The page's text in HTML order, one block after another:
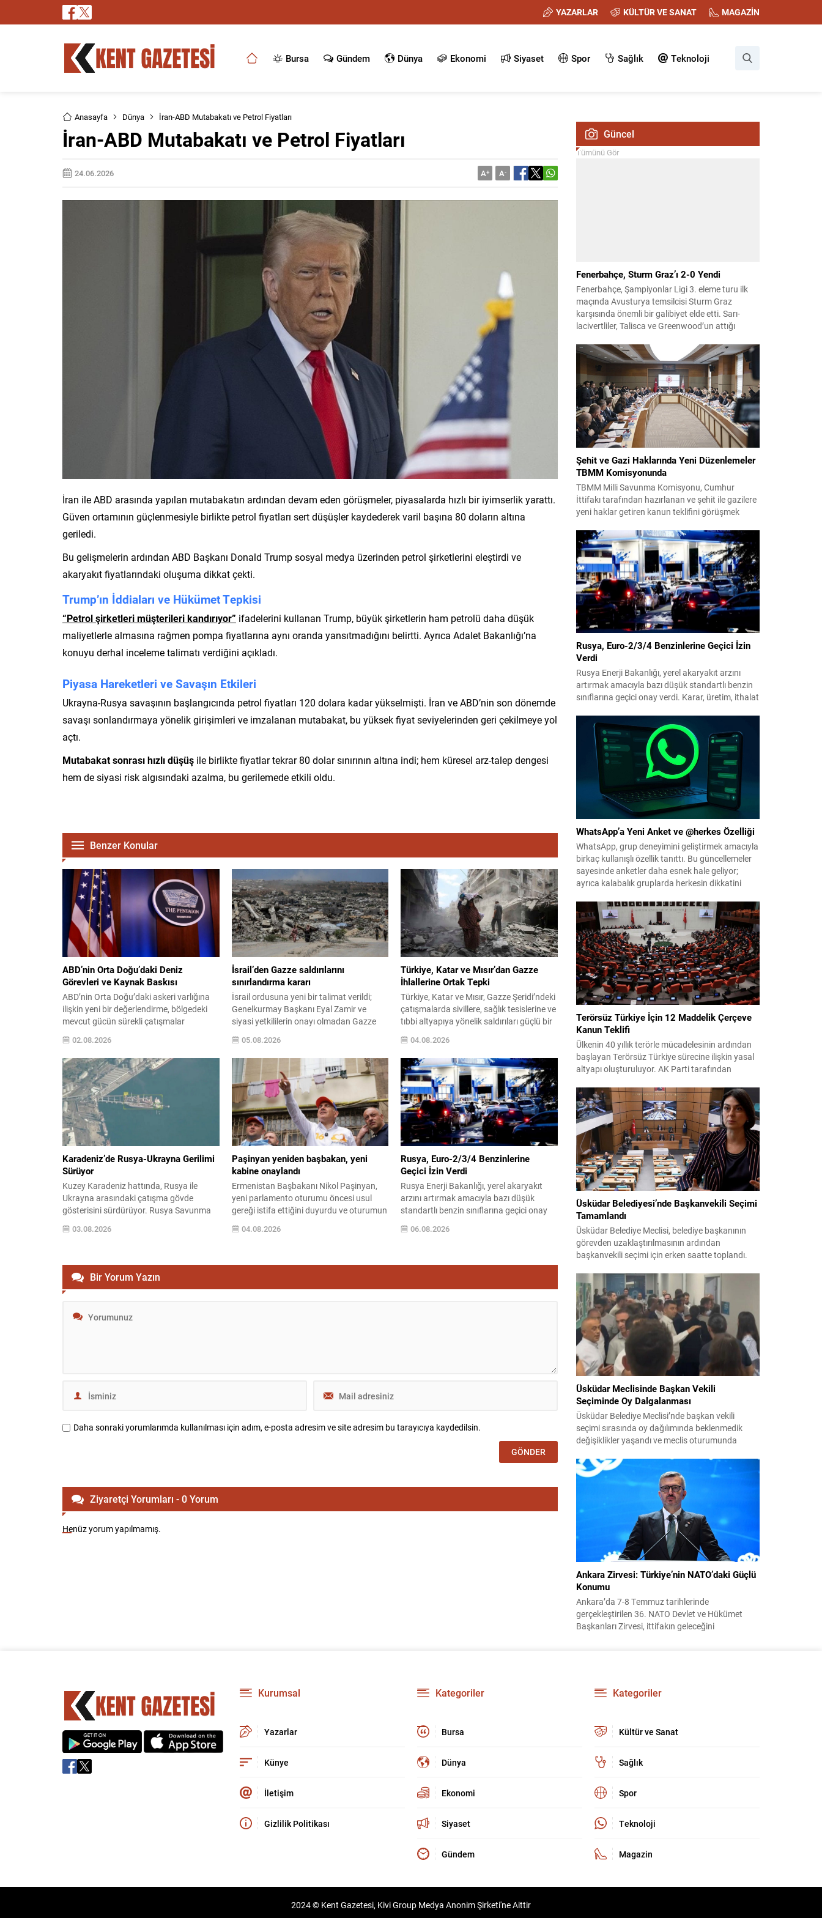
YAZARLAR KÜLTÜR VE SANAT MAGAZİN
Bursa Gündem Dünya Ekonomi Siyaset Spor Sağlık Teknoloji
Anasayfa Dünya İran-ABD Mutabakatı ve Petrol Fiyatları
İran-ABD Mutabakatı ve Petrol Fiyatları
24.06.2026 A+ A-
İran ile ABD arasında yapılan mutabakatın ardından devam eden görüşmeler, piyasalarda hızlı bir iyimserlik yarattı.
Güven ortamının güçlenmesiyle birlikte petrol fiyatları sert düşüşler kaydederek varil başına 80 doların altına
geriledi.
Bu gelişmelerin ardından ABD Başkanı Donald Trump sosyal medya üzerinden petrol şirketlerini eleştirdi ve
akaryakıt fiyatlarındaki oluşuma dikkat çekti.
Trump’ın İddiaları ve Hükümet Tepkisi
“Petrol şirketleri müşterileri kandırıyor” ifadelerini kullanan Trump, büyük şirketlerin ham petrolü daha düşük
maliyetlerle almasına rağmen pompa fiyatlarına aynı oranda yansıtmadığını belirtti. Ayrıca Adalet Bakanlığı’na
konuyu derhal inceleme talimatı verdiğini açıkladı.
Piyasa Hareketleri ve Savaşın Etkileri
Ukrayna-Rusya savaşının başlangıcında petrol fiyatları 120 dolara kadar yükselmişti. İran ve ABD’nin son dönemde
savaşı sonlandırmaya yönelik girişimleri ve imzalanan mutabakat, bu yüksek fiyat seviyelerinden geri çekilmeye yol
açtı.
Mutabakat sonrası hızlı düşüş ile birlikte fiyatlar tekrar 80 dolar sınırının altına indi; hem küresel arz-talep dengesi
hem de siyasi risk algısındaki azalma, bu gerilemede etkili oldu.
Benzer Konular
ABD’nin Orta Doğu’daki Deniz
Görevleri ve Kaynak Baskısı
ABD’nin Orta Doğu’daki askeri varlığına
ilişkin yeni bir değerlendirme, bölgedeki
mevcut gücün sürekli çatışmalar
karşısında sınırları zorladığını gösteriyor.
Özellikle son aylarda İsrail ile İran
arasındaki gerginliklerin artması,
Washington’un deniz ve hava savunma
kaynakları üzerinde belirgin bir baskı
oluşturdu. ABD Avrupa Kuvvetleri
Komutanı Orgeneral Alexus
Grynkewich’in Pentagon’a ilettiği uyarıda,
mevcut muhrip...
02.08.2026
İsrail’den Gazze saldırılarını
sınırlandırma kararı
İsrail ordusuna yeni bir talimat verildi;
Genelkurmay Başkanı Eyal Zamir ve
siyasi yetkililerin onayı olmadan Gazze
Şeridi’nde kasıtlı ‘suikast’ veya nokta
hedefli operasyonlara izin verilmeyeceği
ileri sürüldü. Ancak kaynaklar, “anlık
tehlike” durumlarında birliklerin daha hızlı
müdahale edebileceğini belirtiyor. Yedioth
Ahronot’un haberine göre, söz konusu
düzenleme ile birliklerin hareket
serbestliği sınırlandırıldı;...
05.08.2026
Türkiye, Katar ve Mısır’dan Gazze
İhlallerine Ortak Tepki
Türkiye, Katar ve Mısır, Gazze Şeridi’ndeki
çatışmalarda sivillere, sağlık tesislerine ve
tıbbi altyapıya yönelik saldırıları güçlü bir
şekilde kınadı. Aralarında kadınlar ve
çocukların da bulunduğu sivil kayıpların
artmasının, uluslararası hukuk ve insancıl
hukuka açık bir aykırılık teşkil ettiğini
vurguladılar. Arabulucu ülkeler, Hamas ve
diğer Filistinli grupların yol haritasındaki
silah sınırlaması...
04.08.2026
Karadeniz’de Rusya-Ukrayna Gerilimi
Sürüyor
Kuzey Karadeniz hattında, Rusya ile
Ukrayna arasındaki çatışma gövde
gösterisini sürdürüyor. Rusya Savunma
Bakanlığı tarafından yapılan açıklamada,
ordunun bölgedeki operasyonlarına dair
dört gemi hedef alındı ve vuruldu.
Operasyonlarda insansız hava
araçlarının (İHA) aktif olarak kullanıldığı
Vurgu...
03.08.2026
Paşinyan yeniden başbakan, yeni
kabine onaylandı
Ermenistan Başbakanı Nikol Paşinyan,
yeni parlamento oturumu öncesi usul
gereği istifa ettiğini duyurdu ve oturumun
ardından tekrar başbakanlık görevine
atandı. Cumhurbaşkanı Vahagn
04.08.2026
Rusya, Euro-2/3/4 Benzinlerine
Geçici İzin Verdi
Rusya Enerji Bakanlığı, yerel akaryakıt
arzını artırmak amacıyla bazı düşük
standartlı benzin sınıflarına geçici onay
verdi. Karar, üretim, ithalat ve satışa
yönelik uygulanacak sınırlamaları 1
06.08.2026
Bir Yorum Yazın
Daha sonraki yorumlarımda kullanılması için adım, e-posta adresim ve site adresim bu tarayıcıya kaydedilsin.
Ziyaretçi Yorumları - 0 Yorum
Henüz yorum yapılmamış.
Güncel
Tümünü Gör
Fenerbahçe, Sturm Graz’ı 2-0 Yendi
Fenerbahçe, Şampiyonlar Ligi 3. eleme turu ilk
maçında Avusturya temsilcisi Sturm Graz
karşısında önemli bir galibiyet elde etti. Sarı-
lacivertliler, Talisca ve Greenwood’un attığı
öncesi avantaj sağladı. Karşılaşma sonrası
takım yönetimi mücadeleyi değerlendirdi ve
gelecek planlarına dair bilgi verdi. Futboldan
sorumlu yönetici Cihan Kamer,...
Şehit ve Gazi Haklarında Yeni Düzenlemeler
TBMM Komisyonunda
TBMM Milli Savunma Komisyonu, Cumhur
İttifakı tarafından hazırlanan ve şehit ile gazilere
yeni haklar getiren kanun teklifini görüşmek
komisyonda kabul edildi ve bir dizi düzenleme
benimsendi. Teklif kapsamında, vazife
malullerinden hayatını kaybedenlerin anne ve
babalarına bağlanacak aylık tutarının, net asgari
ücretin altında olmayacağı hükme bağlanıyor....
Rusya, Euro-2/3/4 Benzinlerine Geçici İzin
Verdi
Rusya Enerji Bakanlığı, yerel akaryakıt arzını
artırmak amacıyla bazı düşük standartlı benzin
sınıflarına geçici onay verdi. Karar, üretim, ithalat
Temmuz 2027’ye kadar kaldırıyor. Açıklamada
bu düzenlemenin kalıcı bir çevre politikası
değişikliği anlamına gelmediği vurgulanıyor;
kararın geçici olduğu ve uzun vadeli çevre
hedeflerinden sapma amaçlanmadığı...
WhatsApp’a Yeni Anket ve @herkes Özelliği
WhatsApp, grup deneyimini geliştirmek amacıyla
birkaç kullanışlı özellik tanıttı. Bu güncellemeler
sayesinde anketler daha esnek hale geliyor;
ayrıca kalabalık gruplarda herkesin dikkatini
yenilikler, grup içi organizasyonları ve duyuruları
yönetmeyi daha pratik bir hâle getiriyor. Aşağıda
öne çıkan değişiklikler ve kullanım notları
özetlenmiştir. Anketlerde esneklik ve...
Terörsüz Türkiye İçin 12 Maddelik Çerçeve
Kanun Teklifi
Ülkenin 40 yıllık terörle mücadelesinin ardından
başlayan Terörsüz Türkiye sürecine ilişkin yasal
altyapı oluşturuluyor. AK Parti tarafından
Başkanlığı’na sunulmak üzere hazırlandı ve
teklifin 12 maddelik düzenlemeleri kamuoyuyla
paylaşıldı. Hazırlanan düzenleme, örgütün fiili
varlığını sona erdirdiğinin ve tüm silah ile
mühimmatını teslim ettiğinin güvenlik
kurumlarınca tespiti...
Üsküdar Belediyesi’nde Başkanvekili Seçimi
Tamamlandı
Üsküdar Belediye Meclisi, belediye başkanının
görevden uzaklaştırılmasının ardından
başkanvekili seçimi için erken saatte toplandı.
gereken süreç yoğun tartışmalar ve itirazlarla
ilerledi. CHP, Sibel Tan Çetinkaya’yı; Cumhur
İttifakı ise Dündar Ziya Gültekin’i aday gösterdi.
Seçimin ilk iki turunda sonuçlar değişmeyince
üçüncü tura ve ardından salt çoğunluk...
Üsküdar Meclisinde Başkan Vekili
Seçiminde Oy Dalgalanması
Üsküdar Belediye Meclisi’nde başkan vekili
seçimi sırasında oy dağılımında beklenmedik
değişiklikler yaşandı ve meclis oturumunda
görevden uzaklaştırılan Sinem Dedetaş’ın yerine
seçilecek isim için yapılan oylamalarda parti içi
dengeler gündemin merkezine oturdu. CHP’nin
adayı Sibel Tan Çetinkaya ile AK Parti’nin adayı
Dündar Ziya Gültekin arasında geçen...
Ankara Zirvesi: Türkiye’nin NATO’daki Güçlü
Konumu
Ankara’da 7-8 Temmuz tarihlerinde
gerçekleştirilen 36. NATO Devlet ve Hükümet
Başkanları Zirvesi, ittifakın geleceğini
diplomatik etkinliğini uluslararası arenada
pekiştirdi. Uluslararası güvenlik ortamı eş
Kurumsal
Yazarlar
Künye
İletişim
Gizlilik Politikası
Kategoriler
Bursa
Dünya
Ekonomi
Siyaset
Gündem
Kategoriler
Kültür ve Sanat
Sağlık
Spor
Teknoloji
Magazin
2024 © Kent Gazetesi, Kivi Group Medya Anonim Şirketi'ne Aittir